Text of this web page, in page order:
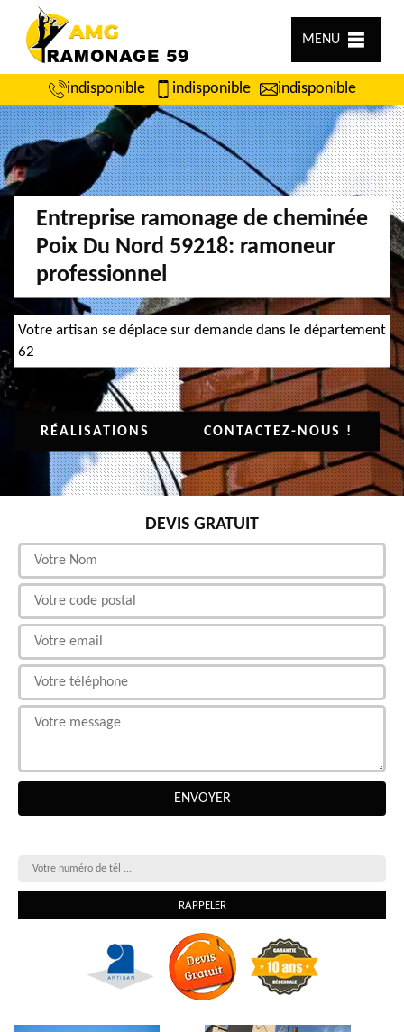
MENU
indisponible indisponible indisponible
Entreprise ramonage de cheminée
Poix Du Nord 59218: ramoneur
professionnel
Votre artisan se déplace sur demande dans le département
62
RÉALISATIONS CONTACTEZ-NOUS !
DEVIS GRATUIT